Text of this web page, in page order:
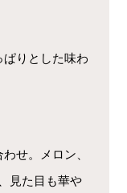
ぱりとした味わ
せ。メロン、
見た目も華や